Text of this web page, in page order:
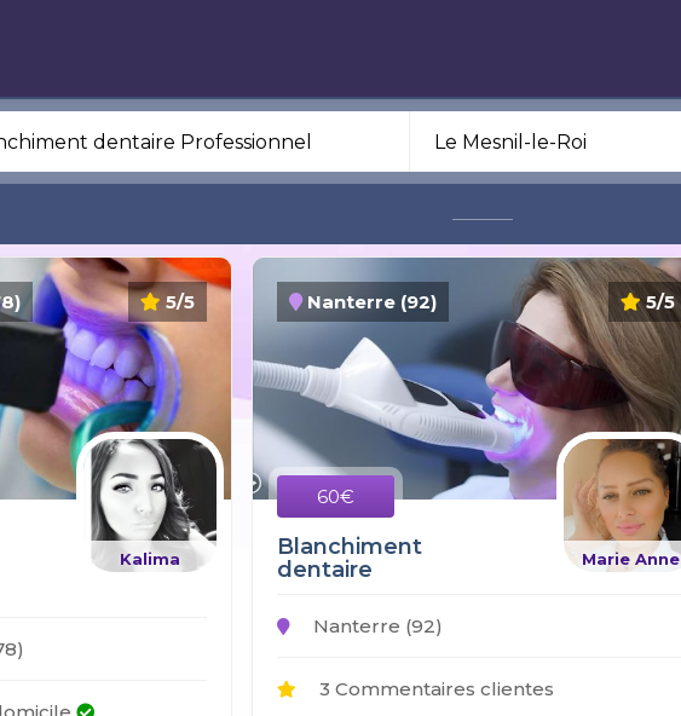
5/5
Kalima
5/5
Nanterre (92)
60€
Marie Anne
Blanchiment
dentaire
Nanterre (92)
3 Commentaires clientes